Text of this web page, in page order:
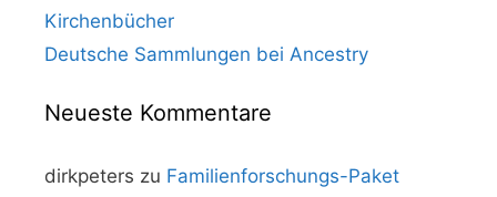
Kirchenbücher
Deutsche Sammlungen bei Ancestry
Neueste Kommentare
dirkpeters zu Familienforschungs-Paket